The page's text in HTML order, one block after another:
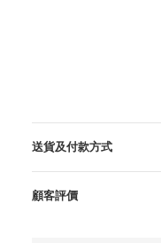
送貨及付款方式
顧客評價